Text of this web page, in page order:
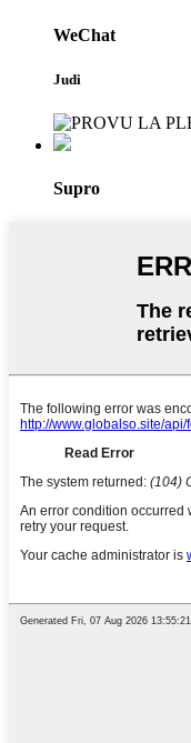
WeChat
Judi
Supro